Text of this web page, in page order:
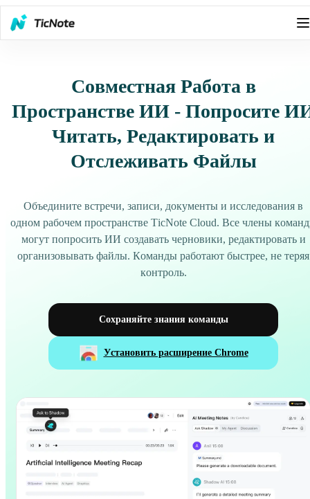
Совместная Работа в
Пространстве ИИ - Попросите
Читать, Редактировать и
Отслеживать Файлы
Объедините встречи, записи, документы и исследования в
одном рабочем пространстве TicNote Cloud. Все члены
могут попросить ИИ создавать черновики, редактировать и
организовывать файлы. Команды работают быстрее, не теряя
контроль.
Сохраняйте знания команды
Установить расширение Chrome